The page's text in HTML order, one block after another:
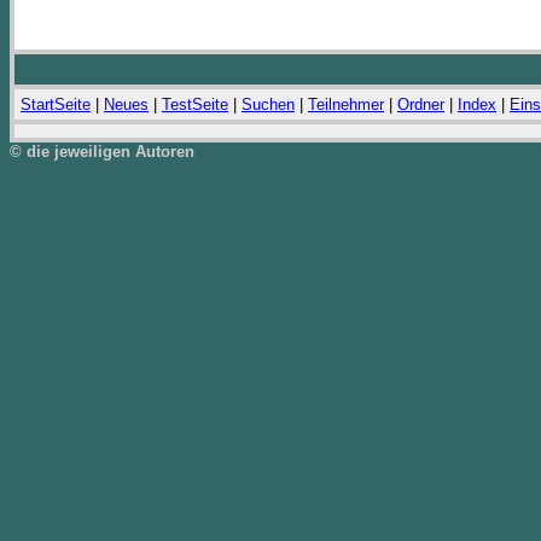
StartSeite Neues TestSeite Suchen Teilnehmer| Ordner| Index
© die jeweiligen Autoren